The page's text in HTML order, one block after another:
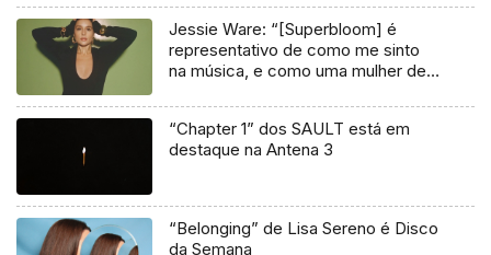
Jessie Ware: “[Superbloom] é
representativo de como me sinto
na música, e como uma mulher de
“Chapter 1” dos SAULT está em
destaque na Antena 3
“Belonging” de Lisa Sereno é Disco
da Semana